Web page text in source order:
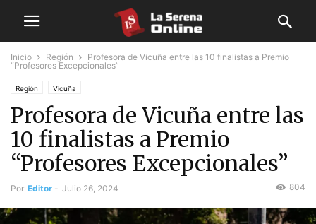
Inicio Región
Profesora de Vicuña entre las 10 finalistas a Premio
“Profesores Excepcionales”
Región Vicuña
Profesora de Vicuña entre las
10 finalistas a Premio
“Profesores Excepcionales”
Por Editor - Julio 26, 2024 804